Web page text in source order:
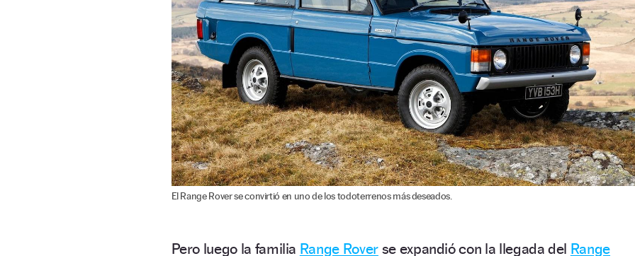
El Range Rover se convirtió en uno de los todoterrenos más deseados.
Pero luego la familia Range Roverse expandió con la llegada del Range